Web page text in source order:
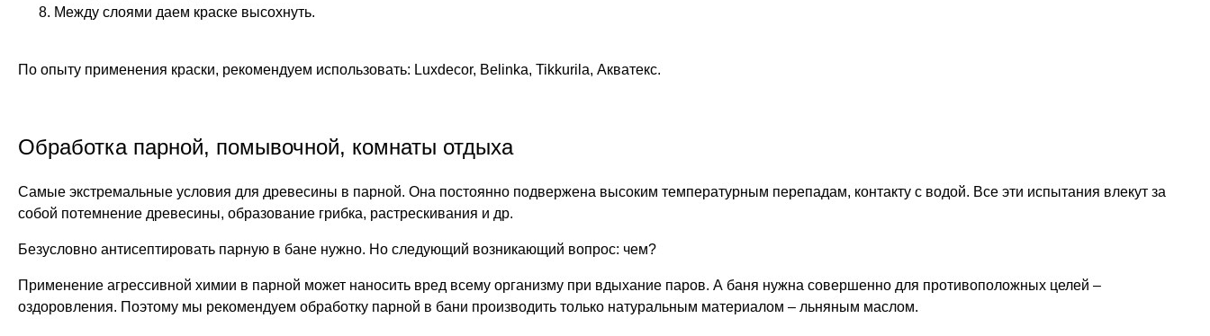
Между слоями даем краске высохнуть.
По опыту применения краски, рекомендуем использовать: Luxdecor, Belinka, Tikkurila, Акватекс.
Обработка парной, помывочной, комнаты отдыха
Самые экстремальные условия для древесины в парной. Она постоянно подвержена высоким температурным перепадам, контакту с водой. Все эти испытания влекут за
собой потемнение древесины, образование грибка, растрескивания и др.
Безусловно антисептировать парную в бане нужно. Но следующий возникающий вопрос: чем?
Применение агрессивной химии в парной может наносить вред всему организму при вдыхание паров. А баня нужна совершенно для противоположных целей –
оздоровления. Поэтому мы рекомендуем обработку парной в бани производить только натуральным материалом – льняным маслом.